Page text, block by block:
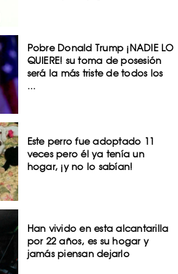
Pobre Donald Trump ¡NADIE LO
QUIERE! su toma de posesión
será la más triste de todos los
...
Este perro fue adoptado 11
veces pero él ya tenía un
hogar, ¡y no lo sabían!
Han vivido en esta alcantarilla
por 22 años, es su hogar y
jamás piensan dejarlo